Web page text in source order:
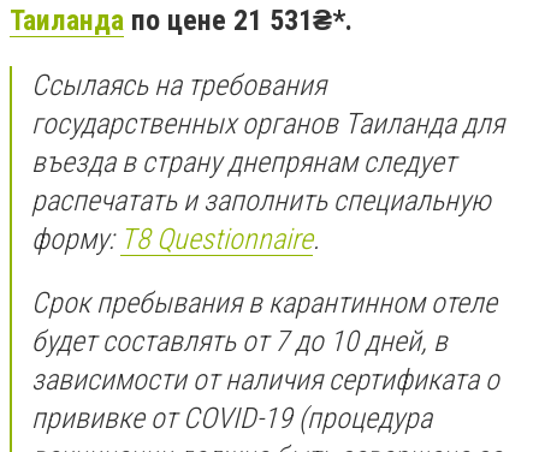
Таиланда по цене 21 531₴*.
Ссылаясь на требования
государственных органов Таиланда для
въезда в страну днепрянам следует
распечатать и заполнить специальную
форму: Т8 Questionnaire.
Срок пребывания в карантинном отеле
будет составлять от 7 до 10 дней, в
зависимости от наличия сертификата о
прививке от COVID-19 (процедура